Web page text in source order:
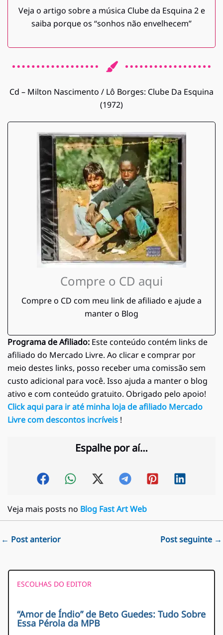
Veja o artigo sobre a música Clube da Esquina 2 e
saiba porque os “sonhos não envelhecem”
Cd – Milton Nascimento / Lô Borges: Clube Da Esquina
(1972)
Compre o CD aqui
Compre o CD com meu link de afiliado e ajude a
manter o Blog
Programa de Afiliado: Este conteúdo contém links de
afiliado do Mercado Livre. Ao clicar e comprar por
meio destes links, posso receber uma comissão sem
custo adicional para você. Isso ajuda a manter o blog
ativo e com conteúdo gratuito. Obrigado pelo apoio!
Click aqui para ir até minha loja de afiliado Mercado
Livre com descontos incríveis !
Espalhe por aí…
Veja mais posts no Blog Fast Art Web
← Post anterior Post seguinte →
ESCOLHAS DO EDITOR
“Amor de Índio” de Beto Guedes: Tudo Sobre
Essa Pérola da MPB